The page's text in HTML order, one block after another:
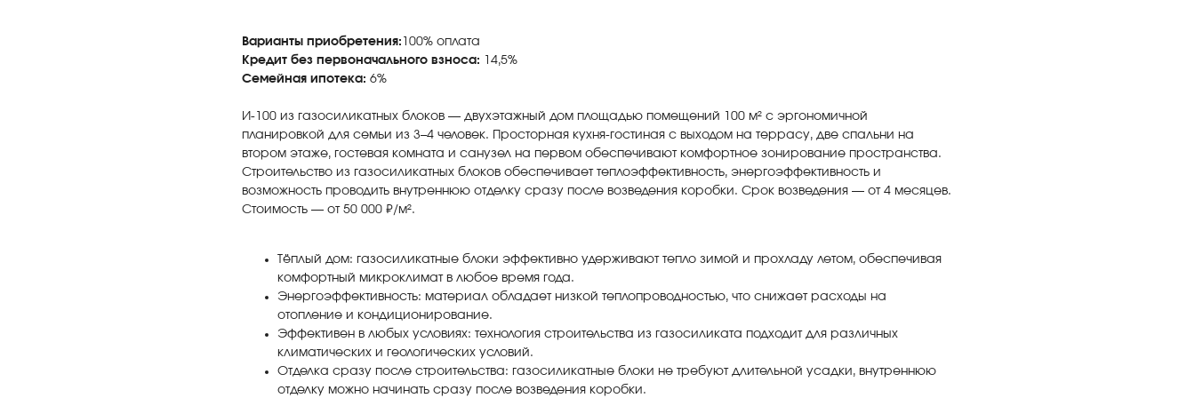
Варианты приобретения: 100% оплата
Кредит без первоначального взноса: 14,5%
Семейная ипотека: 6%
И-100 из газосиликатных блоков — двухэтажный дом площадью помещений 100 м² с эргономичной
планировкой для семьи из 3–4 человек. Просторная кухня-гостиная с выходом на террасу, две спальни на
втором этаже, гостевая комната и санузел на первом обеспечивают комфортное зонирование пространства.
Строительство из газосиликатных блоков обеспечивает теплоэффективность, энергоэффективность и
возможность проводить внутреннюю отделку сразу после возведения коробки. Срок возведения — от 4 месяцев.
Стоимость — от 50 000 ₽/м².
Тёплый дом: газосиликатные блоки эффективно удерживают тепло зимой и прохладу летом, обеспечивая
комфортный микроклимат в любое время года.
Энергоэффективность: материал обладает низкой теплопроводностью, что снижает расходы на
отопление и кондиционирование.
Эффективен в любых условиях: технология строительства из газосиликата подходит для различных
климатических и геологических условий.
Отделка сразу после строительства: газосиликатные блоки не требуют длительной усадки, внутреннюю
отделку можно начинать сразу после возведения коробки.